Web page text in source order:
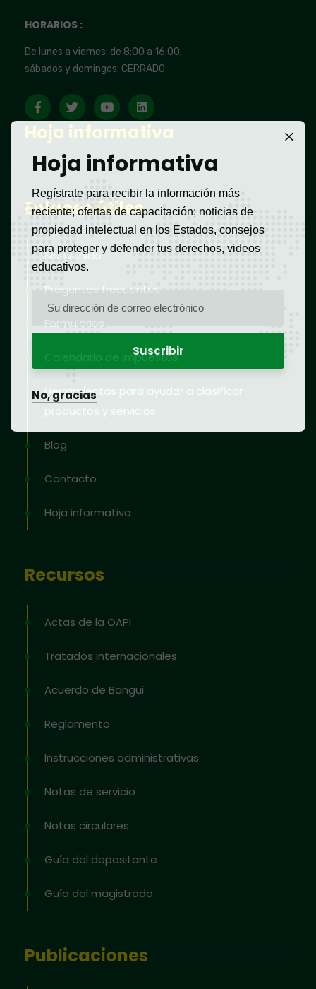
HORARIOS :
De lunes a viernes: de 8:00 a 16:00,
sábados y domingos: CERRADO
Hoja informativa
Enlaces útiles
Bienvenido
Preguntas frecuentes
Formularios
Calendario de impuestos
Herramientas para ayudar a clasificar
productos y servicios
Blog
Contacto
Hoja informativa
Recursos
Actas de la OAPI
Tratados internacionales
Acuerdo de Bangui
Reglamento
Instrucciones administrativas
Notas de servicio
Notas circulares
Guía del depositante
Guía del magistrado
Publicaciones
Hoja informativa
Regístrate para recibir la información más
reciente; ofertas de capacitación; noticias de
propiedad intelectual en los Estados, consejos
para proteger y defender tus derechos, videos
educativos.
No, gracias